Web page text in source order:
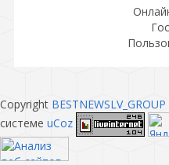
Copyright BESTNEWSLV_GROUP
системе uCoz